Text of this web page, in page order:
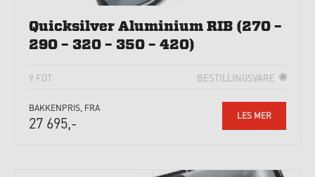
Quicksilver Aluminium RIB (270 –
290 – 320 – 350 – 420)
9 FOT BESTILLINGSVARE
BAKKENPRIS, FRA
27 695,- LES MER